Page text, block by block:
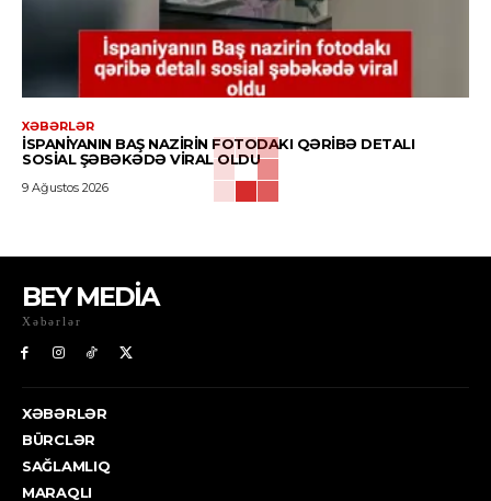
XƏBƏRLƏR
İSPANIYANIN BAŞ NAZIRIN FOTODAKI QƏRIBƏ DETALI
SOSIAL ŞƏBƏKƏDƏ VIRAL OLDU
9 Ağustos 2026